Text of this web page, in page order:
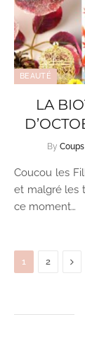
BEAUTÉ
LA
By
Coucou les
et malgré les
ce moment…
1 2 Next